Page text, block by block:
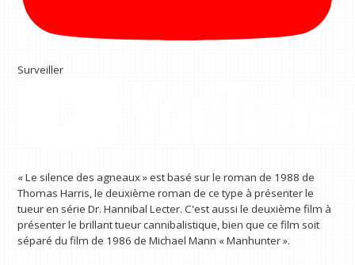
Surveiller
« Le silence des agneaux » est basé sur le roman de 1988 de
Thomas Harris, le deuxième roman de ce type à présenter le
tueur en série Dr. Hannibal Lecter. C'est aussi le deuxième film à
présenter le brillant tueur cannibalistique, bien que ce film soit
séparé du film de 1986 de Michael Mann « Manhunter ».